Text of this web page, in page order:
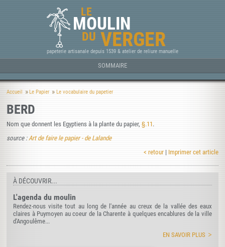
LE
MOULIN
DU VERGER
papeterie artisanale depuis 1539 & atelier de reliure manuelle
SOMMAIRE
Accueil Le Papier Le vocabulaire du papetier
BERD
Nom que donnent les Egyptiens à la plante du papier, §.11.
source : Art de faire le papier - de Lalande
< retour | Imprimer cet article
À DÉCOUVRIR...
L'agenda du moulin
Rendez-nous visite tout au long de l'année au creux de la vallée des eaux
claires à Puymoyen au coeur de la Charente à quelques encablures de la ville
d'Angoulême...
EN SAVOIR PLUS